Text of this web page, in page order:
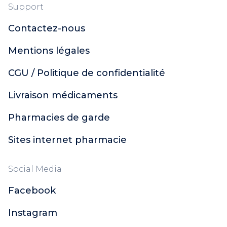
Support
Contactez-nous
Mentions légales
CGU / Politique de confidentialité
Livraison médicaments
Pharmacies de garde
Sites internet pharmacie
Social Media
Facebook
Instagram